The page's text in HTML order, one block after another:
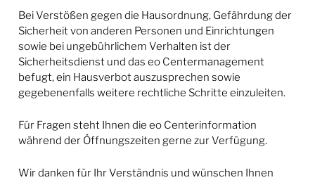
Bei Verstößen gegen die Hausordnung, Gefährdung der
Sicherheit von anderen Personen und Einrichtungen
sowie bei ungebührlichem Verhalten ist der
Sicherheitsdienst und das eo Centermanagement
befugt, ein Hausverbot auszusprechen sowie
gegebenenfalls weitere rechtliche Schritte einzuleiten.
Für Fragen steht Ihnen die eo Centerinformation
während der Öffnungszeiten gerne zur Verfügung.
Wir danken für Ihr Verständnis und wünschen Ihnen